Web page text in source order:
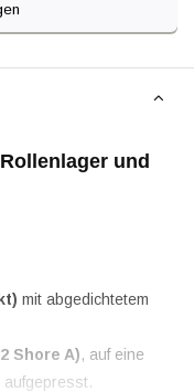
und
mit abgedichtetem
Shore A), auf eine
aufgepresst.